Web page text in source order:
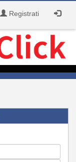
Registrati